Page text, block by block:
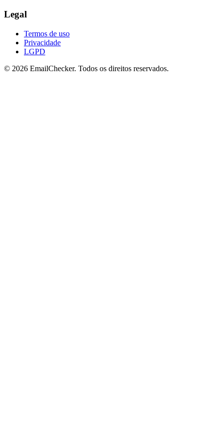
Legal
Termos de uso
Privacidade
LGPD
© 2026 EmailChecker. Todos os direitos reservados.